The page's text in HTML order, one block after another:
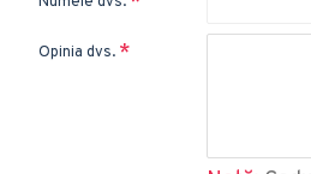
Opinia dvs.